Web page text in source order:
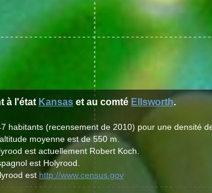
à l'état Kansas et au comté Ellsworth.
habitants (recensement de 2010) pour une densité
moyenne est de 550 m.
est actuellement Robert Koch.
est Holyrood.
est http://www.census.gov